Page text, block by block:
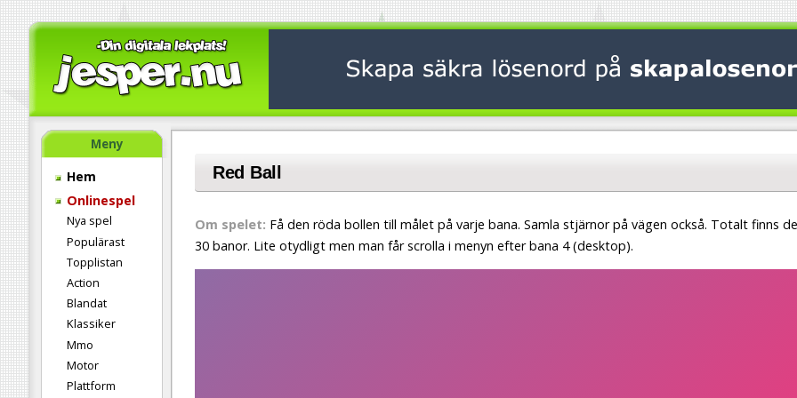
Meny
Hem
Onlinespel
Nya spel
Populärast
Topplistan
Action
Blandat
Klassiker
Mmo
Motor
Plattform
Red Ball
Om spelet: Få den röda bollen till målet på varje bana. Samla stjärnor på vägen också. Totalt finns
30 banor. Lite otydligt men man får scrolla i menyn efter bana 4 (desktop).